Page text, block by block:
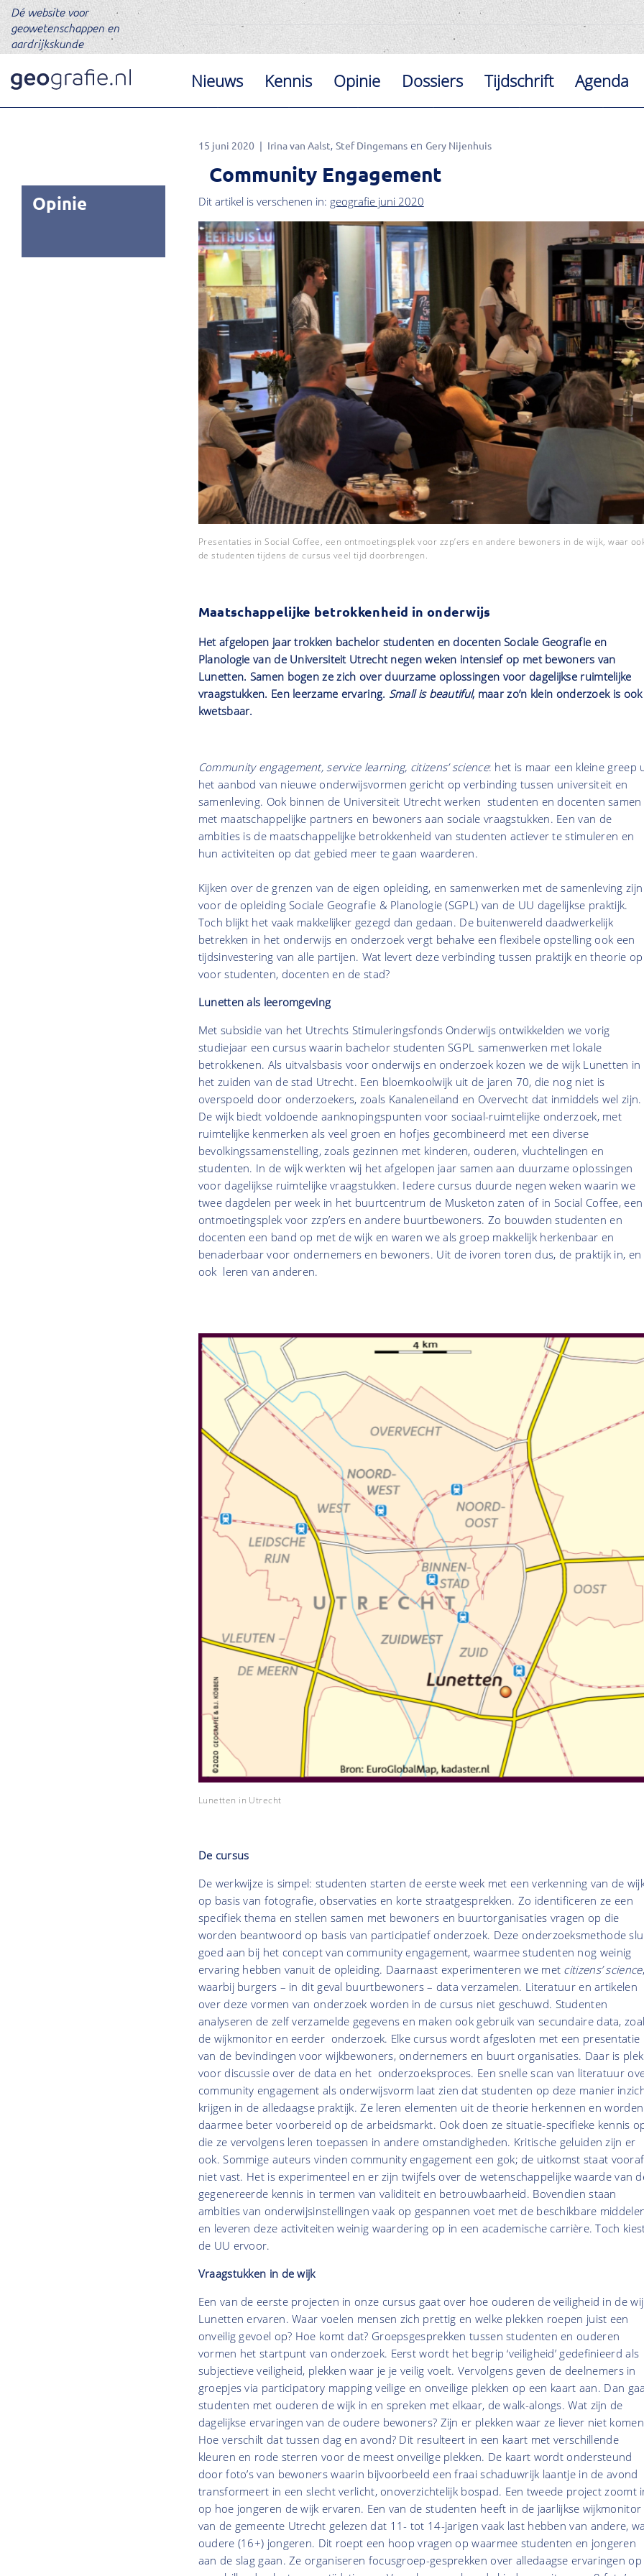
Dé website voor
geowetenschappen en
aardrijkskunde
Nieuws Kennis Opinie Dossiers Tijdschrift Agenda
15 juni 2020 Irina van Aalst Stef Dingemans Gery Nijenhuis
Community Engagement
Dit artikel is verschenen in: geografie juni 2020
Opinie
Presentaties in Social Coffee, een ontmoetingsplek voor zzp’ers en andere bewoners in de wijk, waar
de studenten tijdens de cursus veel tijd doorbrengen.
Maatschappelijke betrokkenheid in onderwijs
Het afgelopen jaar trokken bachelor studenten en docenten Sociale Geografie en
Planologie van de Universiteit Utrecht negen weken intensief op met bewoners van
Lunetten. Samen bogen ze zich over duurzame oplossingen voor dagelijkse ruimtelijke
vraagstukken. Een leerzame ervaring. Small is beautiful, maar zo’n klein onderzoek is ook
kwetsbaar.
Community engagement, service learning, citizens’ science: het is maar een kleine greep
het aanbod van nieuwe onderwijsvormen gericht op verbinding tussen universiteit en
samenleving. Ook binnen de Universiteit Utrecht werken studenten en docenten samen
met maatschappelijke partners en bewoners aan sociale vraagstukken. Een van de
ambities is de maatschappelijke betrokkenheid van studenten actiever te stimuleren en
hun activiteiten op dat gebied meer te gaan waarderen.
Kijken over de grenzen van de eigen opleiding, en samenwerken met de samenleving zijn
voor de opleiding Sociale Geografie & Planologie (SGPL) van de UU dagelijkse praktijk.
Toch blijkt het vaak makkelijker gezegd dan gedaan. De buitenwereld daadwerkelijk
betrekken in het onderwijs en onderzoek vergt behalve een flexibele opstelling ook een
tijdsinvestering van alle partijen. Wat levert deze verbinding tussen praktijk en theorie op
voor studenten, docenten en de stad?
Lunetten als leeromgeving
Met subsidie van het Utrechts Stimuleringsfonds Onderwijs ontwikkelden we vorig
studiejaar een cursus waarin bachelor studenten SGPL samenwerken met lokale
betrokkenen. Als uitvalsbasis voor onderwijs en onderzoek kozen we de wijk Lunetten in
het zuiden van de stad Utrecht. Een bloemkoolwijk uit de jaren 70, die nog niet is
overspoeld door onderzoekers, zoals Kanaleneiland en Overvecht dat inmiddels wel zijn.
De wijk biedt voldoende aanknopingspunten voor sociaal-ruimtelijke onderzoek, met
ruimtelijke kenmerken als veel groen en hofjes gecombineerd met een diverse
bevolkingssamenstelling, zoals gezinnen met kinderen, ouderen, vluchtelingen en
studenten. In de wijk werkten wij het afgelopen jaar samen aan duurzame oplossingen
voor dagelijkse ruimtelijke vraagstukken. Iedere cursus duurde negen weken waarin we
twee dagdelen per week in het buurtcentrum de Musketon zaten of in Social Coffee, een
ontmoetingsplek voor zzp’ers en andere buurtbewoners. Zo bouwden studenten en
docenten een band op met de wijk en waren we als groep makkelijk herkenbaar en
benaderbaar voor ondernemers en bewoners. Uit de ivoren toren dus, de praktijk in, en
ook leren van anderen.
Lunetten in Utrecht
De cursus
De werkwijze is simpel: studenten starten de eerste week met een verkenning van de
op basis van fotografie, observaties en korte straatgesprekken. Zo identificeren ze een
specifiek thema en stellen samen met bewoners en buurtorganisaties vragen op die
worden beantwoord op basis van participatief onderzoek. Deze onderzoeksmethode
goed aan bij het concept van community engagement, waarmee studenten nog weinig
ervaring hebben vanuit de opleiding. Daarnaast experimenteren we met citizens’ science,
waarbij burgers – in dit geval buurtbewoners – data verzamelen. Literatuur en artikelen
over deze vormen van onderzoek worden in de cursus niet geschuwd. Studenten
analyseren de zelf verzamelde gegevens en maken ook gebruik van secundaire data,
de wijkmonitor en eerder onderzoek. Elke cursus wordt afgesloten met een presentatie
van de bevindingen voor wijkbewoners, ondernemers en buurt organisaties. Daar is plek
voor discussie over de data en het onderzoeksproces. Een snelle scan van literatuur
community engagement als onderwijsvorm laat zien dat studenten op deze manier
krijgen in de alledaagse praktijk. Ze leren elementen uit de theorie herkennen en worden
daarmee beter voorbereid op de arbeidsmarkt. Ook doen ze situatie-specifieke kennis
die ze vervolgens leren toepassen in andere omstandigheden. Kritische geluiden zijn er
ook. Sommige auteurs vinden community engagement een gok; de uitkomst staat vooraf
niet vast. Het is experimenteel en er zijn twijfels over de wetenschappelijke waarde van
gegenereerde kennis in termen van validiteit en betrouwbaarheid. Bovendien staan
ambities van onderwijsinstellingen vaak op gespannen voet met de beschikbare
en leveren deze activiteiten weinig waardering op in een academische carrière. Toch
de UU ervoor.
Vraagstukken in de wijk
Een van de eerste projecten in onze cursus gaat over hoe ouderen de veiligheid in de
Lunetten ervaren. Waar voelen mensen zich prettig en welke plekken roepen juist een
onveilig gevoel op? Hoe komt dat? Groepsgesprekken tussen studenten en ouderen
vormen het startpunt van onderzoek. Eerst wordt het begrip ‘veiligheid’ gedefinieerd als
subjectieve veiligheid, plekken waar je je veilig voelt. Vervolgens geven de deelnemers in
groepjes via participatory mapping veilige en onveilige plekken op een kaart aan. Dan
studenten met ouderen de wijk in en spreken met elkaar, de walk-alongs. Wat zijn de
dagelijkse ervaringen van de oudere bewoners? Zijn er plekken waar ze liever niet
Hoe verschilt dat tussen dag en avond? Dit resulteert in een kaart met verschillende
kleuren en rode sterren voor de meest onveilige plekken. De kaart wordt ondersteund
door foto’s van bewoners waarin bijvoorbeeld een fraai schaduwrijk laantje in de avond
transformeert in een slecht verlicht, onoverzichtelijk bospad. Een tweede project zoomt
op hoe jongeren de wijk ervaren. Een van de studenten heeft in de jaarlijkse wijkmonitor
van de gemeente Utrecht gelezen dat 11- tot 14-jarigen vaak last hebben van andere,
oudere (16+) jongeren. Dit roept een hoop vragen op waarmee studenten en jongeren
aan de slag gaan. Ze organiseren focusgroep-gesprekken over alledaagse ervaringen op